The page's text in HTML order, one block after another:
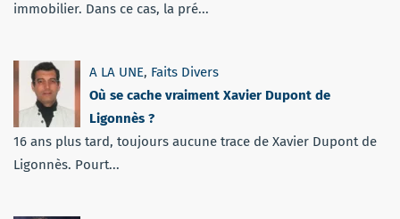
immobilier. Dans ce cas, la pré...
A LA UNE, Faits Divers
Où se cache vraiment Xavier Dupont de
Ligonnès ?
16 ans plus tard, toujours aucune trace de Xavier Dupont de
Ligonnès. Pourt...